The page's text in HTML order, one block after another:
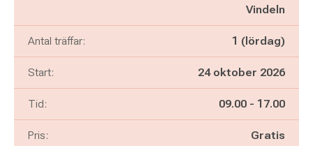
Vindeln
Antal träffar: 1 (lördag)
Start: 24 oktober 2026
Tid: Pågår mellan
09.00 - och
17.00
Pris: Gratis